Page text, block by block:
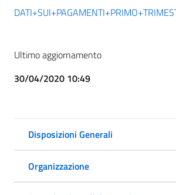
Ultimo aggiornamento
30/04/2020 10:49
Disposizioni Generali
Organizzazione